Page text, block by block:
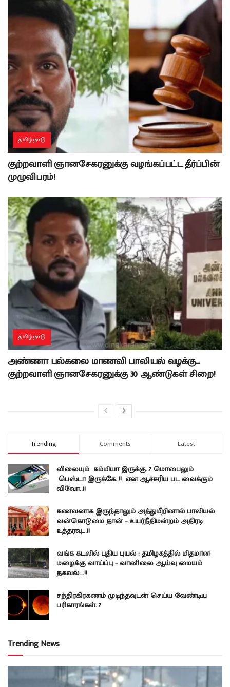
தமிழ்நாடு
குற்றவாளி ஞானசேகரனுக்கு வழங்கப்பட்ட தீர்ப்பின்
முழுவிபரம்!
தமிழ்நாடு
அண்ணா பல்கலை மாணவி பாலியல் வழக்கு…
குற்றவாளி ஞானசேகரனுக்கு 30 ஆண்டுகள் சிறை!
Trending Comments Latest
விலையும் கம்மியா இருக்கு..? மொபைலும்
பெஸ்டா இருக்கே..!! என ஆச்சரிய பட வைக்கும்
விவோ..!!
கணவனாக இருந்தாலும் அத்துமீறினால் பாலியல்
வன்கொடுமை தான் – உயர்நீதிமன்றம் அதிரடி
உத்தரவு….!!
வங்க கடலில் புதிய புயல் : தமிழகத்தில் மிதமான
மழைக்கு வாய்ப்பு – வானிலை ஆய்வு மையம்
தகவல்….!!
சந்திரகிரகணம் முடிந்தவுடன் செய்ய வேண்டிய
பரிகாரங்கள்..?
Trending News